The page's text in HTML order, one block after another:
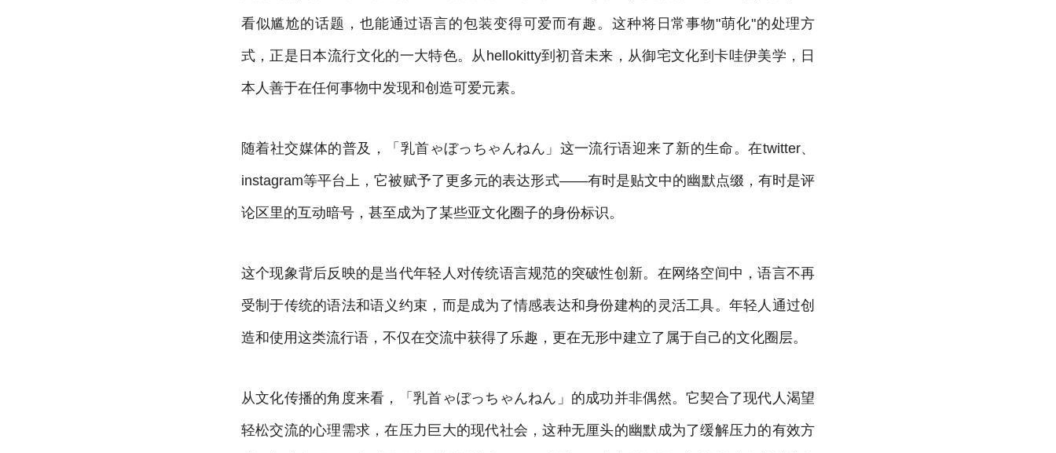
看似尴尬的话题，也能通过语言的包装变得可爱而有趣。这种将日常事物"萌化"的处理方
式，正是日本流行文化的一大特色。从hellokitty到初音未来，从御宅文化到卡哇伊美学，日
本人善于在任何事物中发现和创造可爱元素。
随着社交媒体的普及，「乳首ゃぼっちゃんねん」这一流行语迎来了新的生命。在twitter、
instagram等平台上，它被赋予了更多元的表达形式——有时是贴文中的幽默点缀，有时是评
论区里的互动暗号，甚至成为了某些亚文化圈子的身份标识。
这个现象背后反映的是当代年轻人对传统语言规范的突破性创新。在网络空间中，语言不再
受制于传统的语法和语义约束，而是成为了情感表达和身份建构的灵活工具。年轻人通过创
造和使用这类流行语，不仅在交流中获得了乐趣，更在无形中建立了属于自己的文化圈层。
从文化传播的角度来看，「乳首ゃぼっちゃんねん」的成功并非偶然。它契合了现代人渴望
轻松交流的心理需求，在压力巨大的现代社会，这种无厘头的幽默成为了缓解压力的有效方